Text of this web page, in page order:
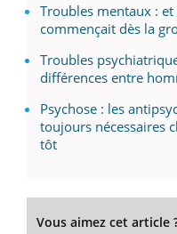
Troubles mentaux :
commençait dès la
Troubles
différences entre
Psychose : les
toujours nécessaires
tôt
Vous aimez cet article